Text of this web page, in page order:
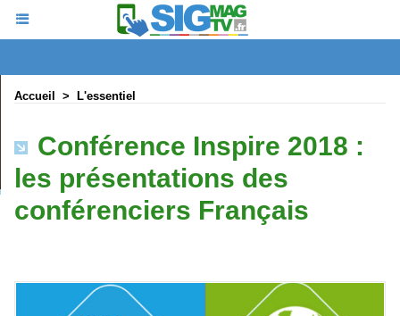
Accueil > L'essentiel
Conférence Inspire 2018 :
les présentations des
conférenciers Français